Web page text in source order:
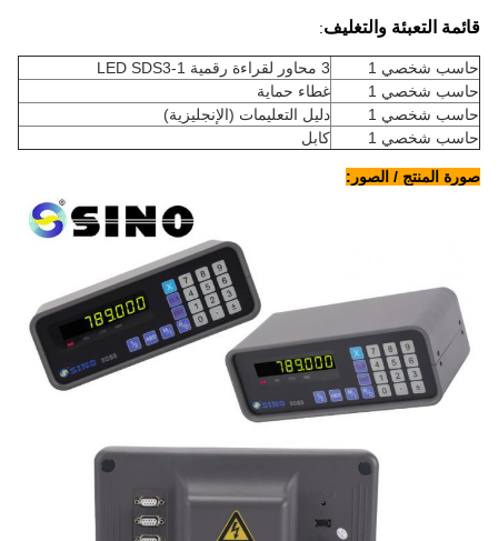
قائمة التعبئة والتغليف:
حاسب شخصي 1
3 محاور لقراءة رقمية LED SDS3-1
حاسب شخصي 1
غطاء حماية
حاسب شخصي 1
دليل التعليمات (الإنجليزية)
حاسب شخصي 1
كابل
صورة المنتج / الصور: